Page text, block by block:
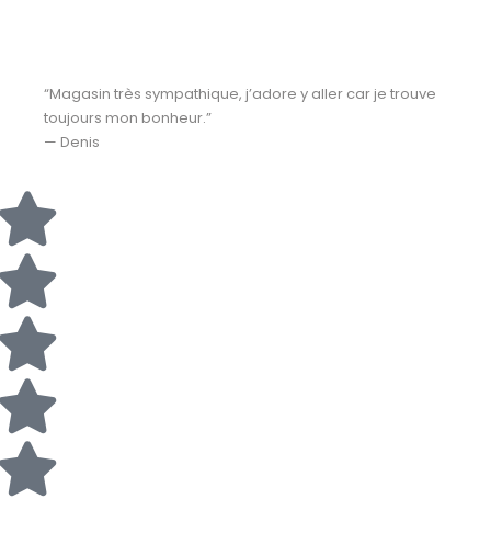
“Magasin très sympathique, j’adore y aller car je trouve
toujours mon bonheur.”
— Denis